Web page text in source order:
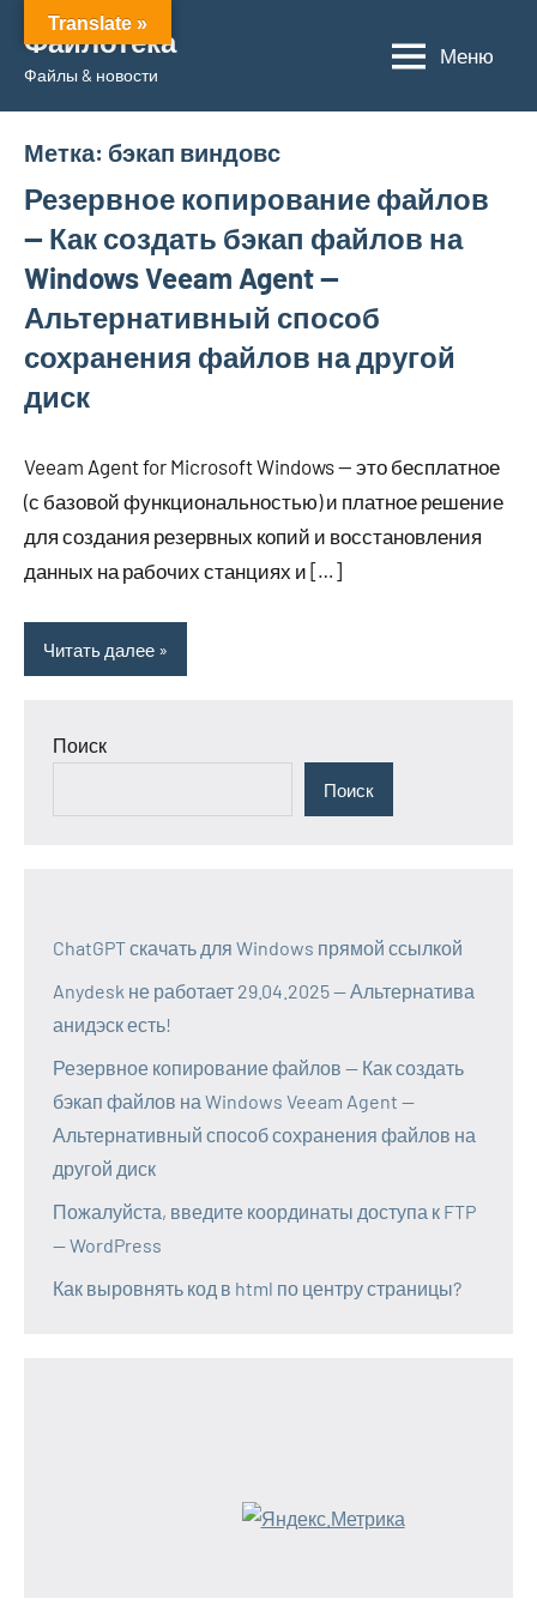
Перейти
содержимому
Файлотека
Файлы & новости
Меню
Метка: бэкап виндовс
Резервное копирование файлов
— Как создать бэкап файлов на
Windows Veeam Agent —
Альтернативный способ
сохранения файлов на другой
диск
Veeam Agent for Microsoft Windows — это бесплатное
(с базовой функциональностью) и платное решение
для создания резервных копий и восстановления
данных на рабочих станциях и […]
Читать далее
Поиск
Поиск
ChatGPT скачать для Windows прямой ссылкой
Anydesk не работает 29.04.2025 — Альтернатива
анидэск есть!
Резервное копирование файлов — Как создать
бэкап файлов на Windows Veeam Agent —
Альтернативный способ сохранения файлов на
другой диск
Пожалуйста, введите координаты доступа к FTP
— WordPress
Как выровнять код в html по центру страницы?
Translate »